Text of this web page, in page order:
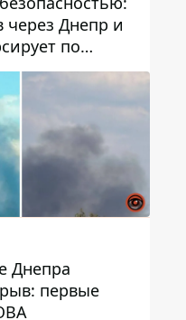
через Днепр и
по
маршруту, а
и электричками
Днепра
первые